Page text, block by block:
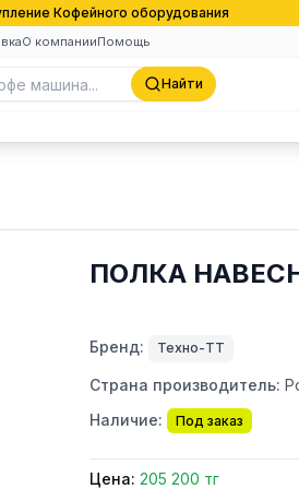
Кофейного оборудования
О компанииПомощь
Найти
ПОЛКА
Бренд: Техно-ТТ
Страна производитель:
Наличие:
Под заказ
Цена: 205 200 тг